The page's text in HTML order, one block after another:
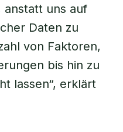
anstatt uns auf
Daten zu
von Faktoren,
bis hin zu
lassen“, erklärt